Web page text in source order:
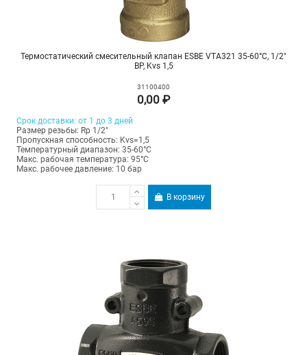
Термостатический смесительный клапан ESBE VTA321 35-60°С, 1/2"
ВР, Kvs 1,5
31100400
0,00 ₽
Срок доставки: от 1 до 3 дней
Размер резьбы: Rp 1/2"
Пропускная способность: Kvs=1,5
Температурный диапазон: 35-60°C
Макс. рабочая температура: 95°C
Макс. рабочее давление: 10 бар
В корзину